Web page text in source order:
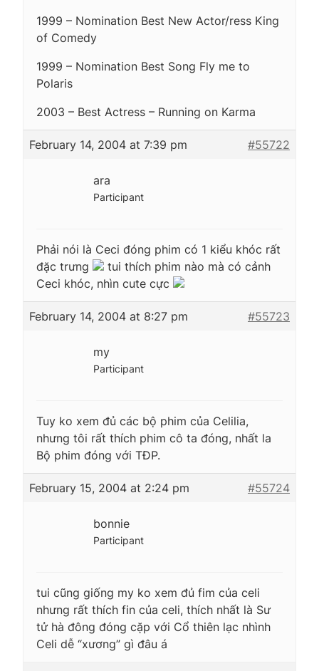
1999 – Nomination Best New Actor/ress King
of Comedy
1999 – Nomination Best Song Fly me to
Polaris
2003 – Best Actress – Running on Karma
February 14, 2004 at 7:39 pm #55722
ara
Participant
Phải nói là Ceci đóng phim có 1 kiểu khóc rất
đặc trưng
tui thích phim nào mà có cảnh
Ceci khóc, nhìn cute cực
February 14, 2004 at 8:27 pm #55723
my
Participant
Tuy ko xem đủ các bộ phim của Celilia,
nhưng tôi rất thích phim cô ta đóng, nhất la
Bộ phim đóng với TĐP.
February 15, 2004 at 2:24 pm #55724
bonnie
Participant
tui cũng giống my ko xem đủ fim của celi
nhưng rất thích fin của celi, thích nhất là Sư
tử hà đông đóng cặp với Cổ thiên lạc nhình
Celi dễ “xương” gì đâu á